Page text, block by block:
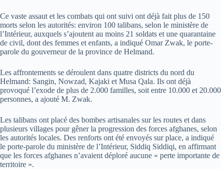
Ce vaste assaut et les combats qui ont suivi ont déjà fait plus de 150
morts selon les autorités: environ 100 talibans, selon le ministère de
l’Intérieur, auxquels s’ajoutent au moins 21 soldats et une quarantaine
de civil, dont des femmes et enfants, a indiqué Omar Zwak, le porte-
parole du gouverneur de la province de Helmand.
Les affrontements se déroulent dans quatre districts du nord du
Helmand: Sangin, Nowzad, Kajaki et Musa Qala. Ils ont déjà
provoqué l’exode de plus de 2.000 familles, soit entre 10.000 et 20.000
personnes, a ajouté M. Zwak.
Les talibans ont placé des bombes artisanales sur les routes et dans
plusieurs villages pour gêner la progression des forces afghanes, selon
les autorités locales. Des renforts ont été envoyés sur place, a indiqué
le porte-parole du ministère de l’Intérieur, Siddiq Siddiqi, en affirmant
que les forces afghanes n’avaient déploré aucune « perte importante de
territoire ».